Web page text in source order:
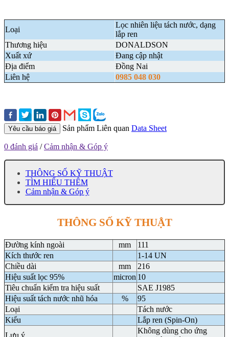
Loại
Lọc nhiên liệu tách nước, dạng
lắp ren
Thương hiệu
DONALDSON
Xuất xứ
Đang cập nhật
Địa điểm
Đồng Nai
Liên hệ
0985 048 030
Yêu cầu báo giá Sản phẩm Liên quan Data Sheet
0 đánh giá /Cảm nhận & Góp ý
THÔNG SỐ KỸ THUẬT
TÌM HIỂU THÊM
Cảm nhận & Góp ý
THÔNG SỐ KỸ THUẬT
Đường kính ngoài mm
111
Kích thước ren
1-14 UN
Chiều dài
mm
216
Hiệu suất lọc 95%
micron 10
Tiêu chuẩn kiểm tra hiệu suất
SAE J1985
Hiệu suất tách nước nhũ hóa
%
95
Loại
Tách nước
Kiểu
Lắp ren (Spin-On)
Không dùng cho ứng